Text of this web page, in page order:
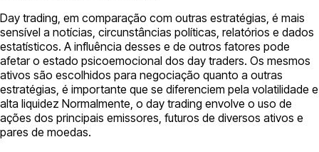
Day trading, em comparação com outras estratégias, é mais
sensível a notícias, circunstâncias políticas, relatórios e dados
estatísticos. A influência desses e de outros fatores pode
afetar o estado psicoemocional dos day traders. Os mesmos
ativos são escolhidos para negociação quanto a outras
estratégias, é importante que se diferenciem pela volatilidade e
alta liquidez Normalmente, o day trading envolve o uso de
ações dos principais emissores, futuros de diversos ativos e
pares de moedas.